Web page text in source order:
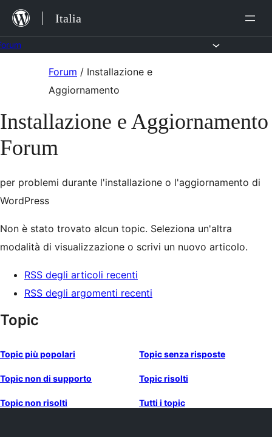
Salta
contenuto
Italia
Forum / Installazione e
Aggiornamento
Installazione e Aggiornamento
Forum
per problemi durante l'installazione o l'aggiornamento di
WordPress
Non è stato trovato alcun topic. Seleziona un'altra
modalità di visualizzazione o scrivi un nuovo articolo.
RSS degli articoli recenti
RSS degli argomenti recenti
Topic
Topic più popolari Topic senza risposte
Topic non di supporto Topic risolti
Topic non risolti Tutti i topic